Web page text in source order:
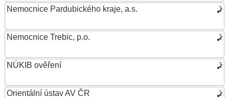
Nemocnice Pardubického kraje, a.s.
Nemocnice Trebic, p.o.
NÚKIB ověření
Orientální ústav AV ČR